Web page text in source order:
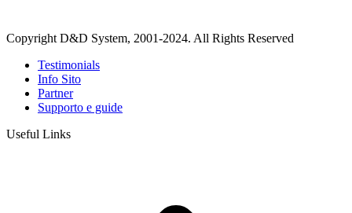
Copyright D&D System, 2001-2024. All Rights Reserved
Testimonials
Info Sito
Partner
Supporto e guide
Useful Links